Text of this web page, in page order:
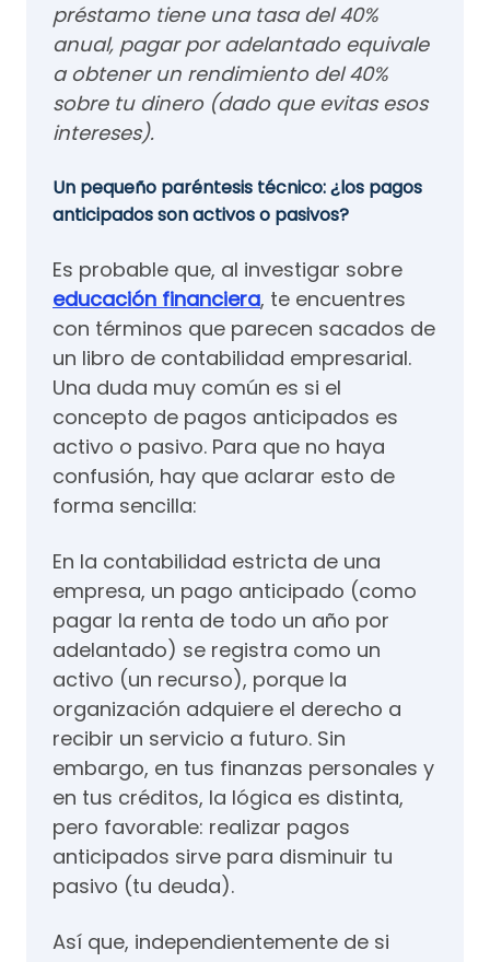
préstamo tiene una tasa del 40%
anual, pagar por adelantado equivale
a obtener un rendimiento del 40%
sobre tu dinero (dado que evitas esos
intereses).
Un pequeño paréntesis técnico: ¿los pagos
anticipados son activos o pasivos?
Es probable que, al investigar sobre
educación financiera, te encuentres
con términos que parecen sacados de
un libro de contabilidad empresarial.
Una duda muy común es si el
concepto de pagos anticipados es
activo o pasivo. Para que no haya
confusión, hay que aclarar esto de
forma sencilla:
En la contabilidad estricta de una
empresa, un pago anticipado (como
pagar la renta de todo un año por
adelantado) se registra como un
activo (un recurso), porque la
organización adquiere el derecho a
recibir un servicio a futuro. Sin
embargo, en tus finanzas personales y
en tus créditos, la lógica es distinta,
pero favorable: realizar pagos
anticipados sirve para disminuir tu
pasivo (tu deuda).
Así que, independientemente de si